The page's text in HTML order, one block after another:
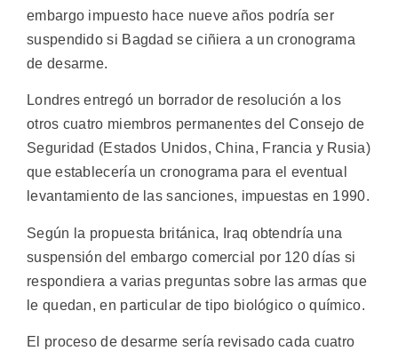
embargo impuesto hace nueve años podría ser
suspendido si Bagdad se ciñiera a un cronograma
de desarme.
Londres entregó un borrador de resolución a los
otros cuatro miembros permanentes del Consejo de
Seguridad (Estados Unidos, China, Francia y Rusia)
que establecería un cronograma para el eventual
levantamiento de las sanciones, impuestas en 1990.
Según la propuesta británica, Iraq obtendría una
suspensión del embargo comercial por 120 días si
respondiera a varias preguntas sobre las armas que
le quedan, en particular de tipo biológico o químico.
El proceso de desarme sería revisado cada cuatro